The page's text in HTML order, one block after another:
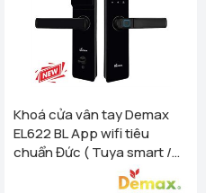
Khoá cửa vân tay Demax
EL622 BL App wifi tiêu
chuẩn Đức ( Tuya smart /